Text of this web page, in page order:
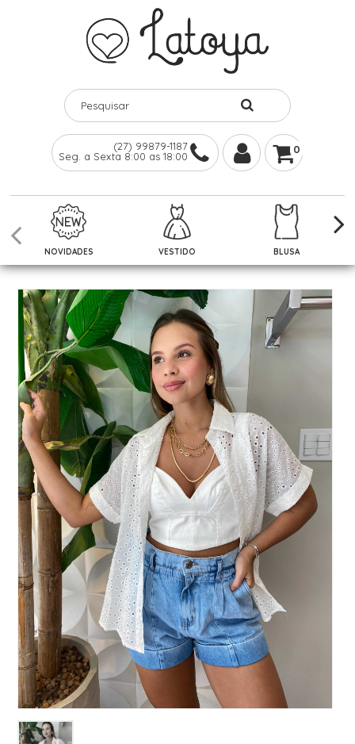
(27) 99879-1187
Seg. a Sexta 8:00 as 18:00
0
NOVIDADES VESTIDO BLUSA